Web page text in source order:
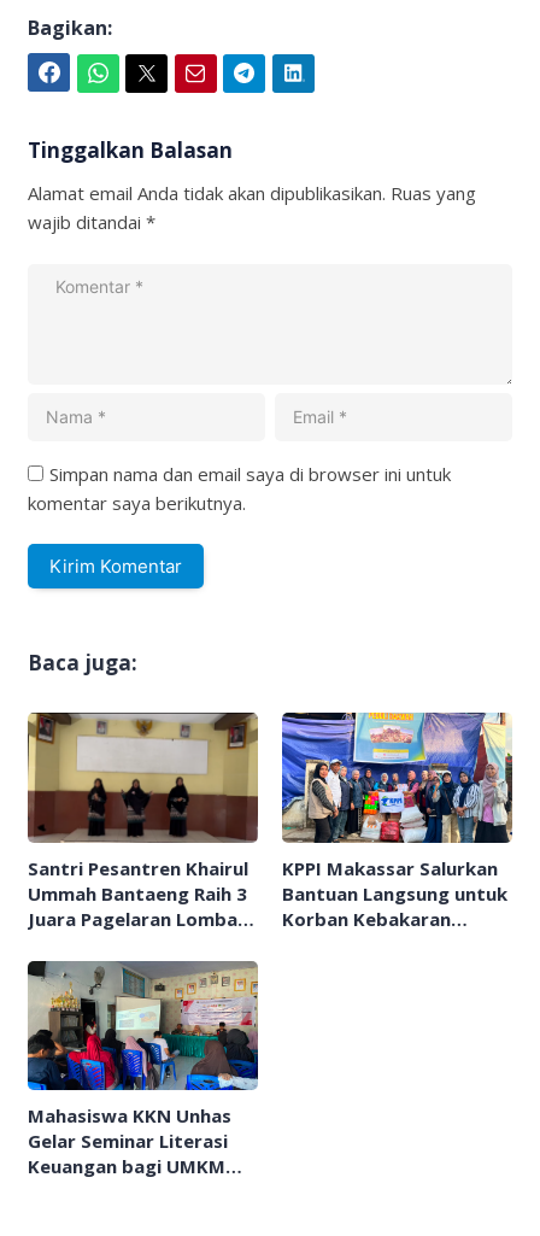
Bagikan:
Tinggalkan Balasan
Alamat email Anda tidak akan dipublikasikan. Ruas yang
wajib ditandai *
Simpan nama dan email saya di browser ini untuk
komentar saya berikutnya.
Baca juga:
Santri Pesantren Khairul
Ummah Bantaeng Raih 3
Juara Pagelaran Lomba
KPPI Makassar Salurkan
Bantuan Langsung untuk
Korban Kebakaran
Mahasiswa KKN Unhas
Gelar Seminar Literasi
Keuangan bagi UMKM